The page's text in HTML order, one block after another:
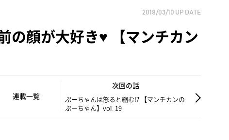
2018/03/10 UP DATE
の顔が大好き♥ 【マンチカン
連載一覧
次回の話
ぷーちゃんは怒ると縮む!? 【マンチカンの
ぷーちゃん】vol. 19